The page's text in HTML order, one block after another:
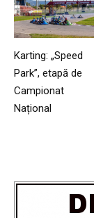
Karting: „Speed
Park”, etapă de
Campionat
Național